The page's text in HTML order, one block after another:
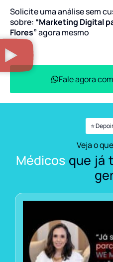
Solicite uma análise sem
sobre: “Marketing Digital
Flores”agora mesmo
Fale agora
⭐
Veja o
Médicos que já